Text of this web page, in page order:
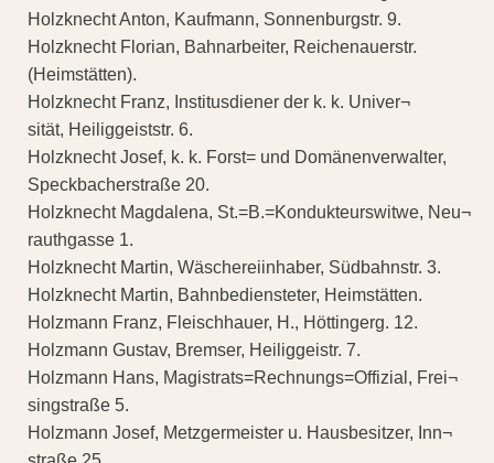
Holzknecht Anton, Kaufmann, Sonnenburgstr. 9.
Holzknecht Florian, Bahnarbeiter, Reichenauerstr.
(Heimstätten).
Holzknecht Franz, Institusdiener der k. k. Univer¬
sität, Heiliggeiststr. 6.
Holzknecht Josef, k. k. Forst= und Domänenverwalter,
Speckbacherstraße 20.
Holzknecht Magdalena, St.=B.=Kondukteurswitwe, Neu¬
rauthgasse 1.
Holzknecht Martin, Wäschereiinhaber, Südbahnstr. 3.
Holzknecht Martin, Bahnbediensteter, Heimstätten.
Holzmann Franz, Fleischhauer, H., Höttingerg. 12.
Holzmann Gustav, Bremser, Heiliggeistr. 7.
Holzmann Hans, Magistrats=Rechnungs=Offizial, Frei¬
singstraße 5.
Holzmann Josef, Metzgermeister u. Hausbesitzer, Inn¬